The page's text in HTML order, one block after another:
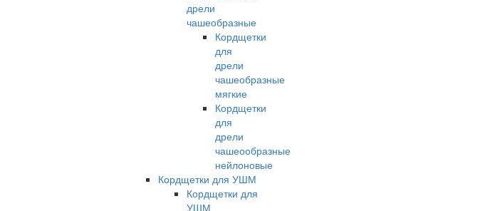
дрели
чашеобразные
Кордщетки
для
дрели
чашеобразные
мягкие
Кордщетки
для
дрели
чашеообразные
нейлоновые
Кордщетки для УШМ
Кордщетки для
УШМ